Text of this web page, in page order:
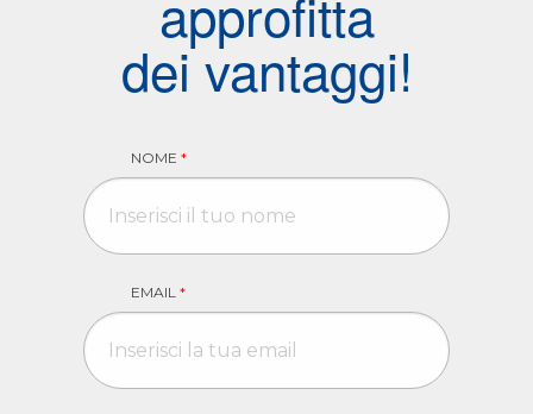
dei vantaggi!
NOME *
EMAIL *